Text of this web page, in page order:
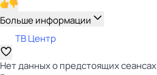
Больше информации
ТВ Центр
Нет данных о предстоящих сеансах